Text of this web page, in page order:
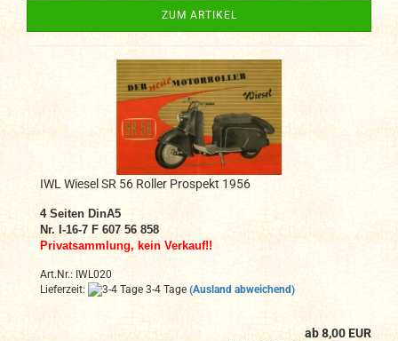
ZUM ARTIKEL
IWL Wiesel SR 56 Roller Prospekt 1956
4 Seiten DinA5
Nr. I-16-7 F 607 56 858
Privatsammlung, kein Verkauf!!
Art.Nr.: IWL020
Lieferzeit:
3-4 Tage (Ausland abweichend)
ab 8,00 EUR